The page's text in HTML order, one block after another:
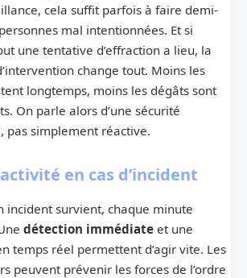
cela suffit parfois à faire demi-
mal intentionnées. Et si
une tentative d’effraction a lieu, la
change tout. Moins les
longtemps, moins les dégâts sont
On parle alors d’une sécurité
pas simplement réactive.
en cas d’incident
incident survient, chaque minute
détection immédiate et une
temps réel permettent d’agir vite. Les
peuvent prévenir les forces de l’ordre